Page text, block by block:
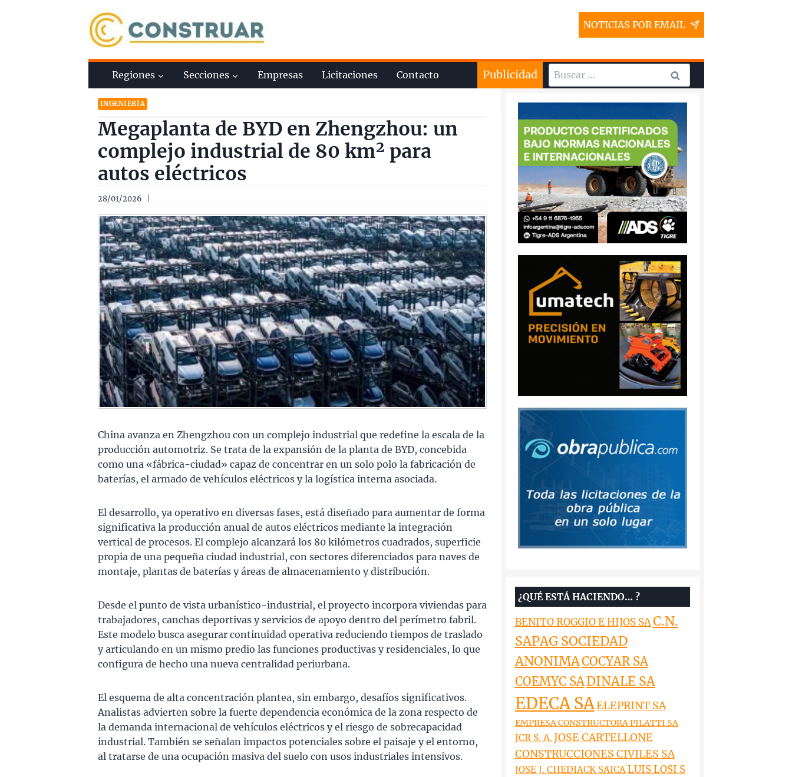
NOTICIAS POR EMAIL
Regiones Secciones Empresas Licitaciones Contacto Publicidad Buscar:
INGENIERÍA
Megaplanta de BYD en Zhengzhou: un
complejo industrial de 80 km² para
autos eléctricos
28/01/2026
China avanza en Zhengzhou con un complejo industrial que redefine la escala de la
producción automotriz. Se trata de la expansión de la planta de BYD, concebida
como una «fábrica-ciudad» capaz de concentrar en un solo polo la fabricación de
baterías, el armado de vehículos eléctricos y la logística interna asociada.
El desarrollo, ya operativo en diversas fases, está diseñado para aumentar de forma
significativa la producción anual de autos eléctricos mediante la integración
vertical de procesos. El complejo alcanzará los 80 kilómetros cuadrados, superficie
propia de una pequeña ciudad industrial, con sectores diferenciados para naves de
montaje, plantas de baterías y áreas de almacenamiento y distribución.
Desde el punto de vista urbanístico-industrial, el proyecto incorpora viviendas para
trabajadores, canchas deportivas y servicios de apoyo dentro del perímetro fabril.
Este modelo busca asegurar continuidad operativa reduciendo tiempos de traslado
y articulando en un mismo predio las funciones productivas y residenciales, lo que
configura de hecho una nueva centralidad periurbana.
El esquema de alta concentración plantea, sin embargo, desafíos significativos.
Analistas advierten sobre la fuerte dependencia económica de la zona respecto de
la demanda internacional de vehículos eléctricos y el riesgo de sobrecapacidad
industrial. También se señalan impactos potenciales sobre el paisaje y el entorno,
al tratarse de una ocupación masiva del suelo con usos industriales intensivos.
¿QUÉ ESTÁ HACIENDO… ?
BENITO ROGGIO E HIJOS SAC.N.
SAPAG SOCIEDAD
ANONIMACOCYAR SA
COEMYC SADINALE SA
EDECA SAELEPRINT SA
EMPRESA CONSTRUCTORA PILATTI SA
JCR S. A.JOSE CARTELLONE
CONSTRUCCIONES CIVILES SA
JOSE J. CHEDIACK SAICALUIS LOSI S